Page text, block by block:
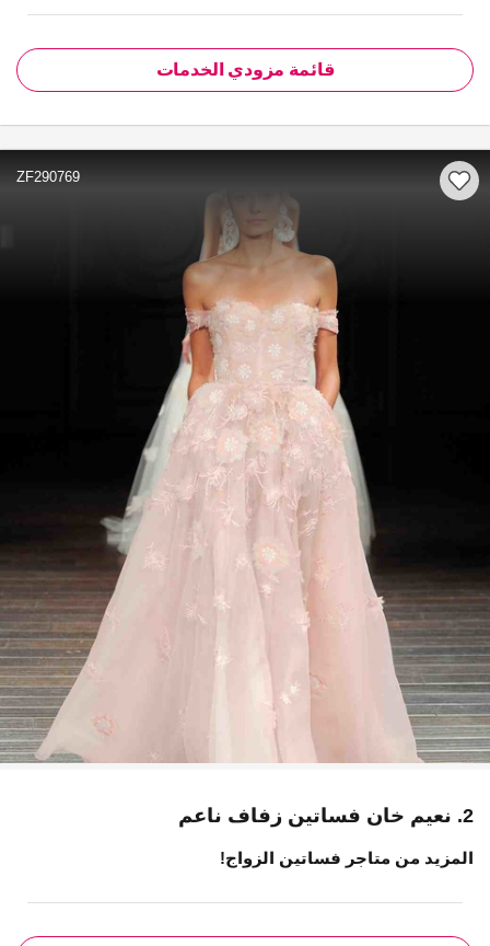
قائمة مزودي الخدمات
ZF290769
2. نعيم خان فساتين زفاف ناعم
المزيد من متاجر فساتين الزواج!